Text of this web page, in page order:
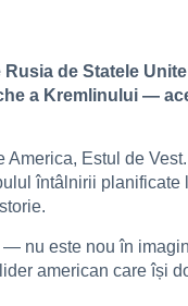
de Statele
a Kremlinului —
Estul de
întâlnirii
nu este nou în
american care își